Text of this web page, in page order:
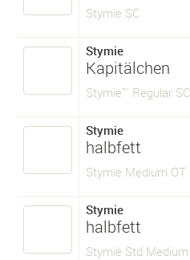
Stymie SC
Stymie
Kapitälchen
Stymie™ Regular SC
Stymie
halbfett
Stymie Medium OT
Stymie
halbfett
Stymie Std Medium